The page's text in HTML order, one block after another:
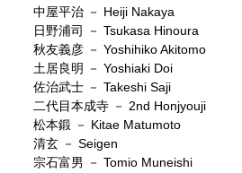
中屋平治 － Heiji Nakaya
日野浦司 － Tsukasa Hinoura
秋友義彦 － Yoshihiko Akitomo
土居良明 － Yoshiaki Doi
佐治武士 － Takeshi Saji
二代目本成寺 － 2nd Honjyouji
松本鍛 － Kitae Matumoto
清玄 － Seigen
宗石富男 － Tomio Muneishi